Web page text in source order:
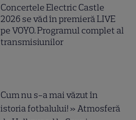
Concertele Electric Castle
2026 se văd în premieră LIVE
pe VOYO. Programul complet al
transmisiunilor
Cum nu s-a mai văzut în
istoria fotbalului! » Atmosferă